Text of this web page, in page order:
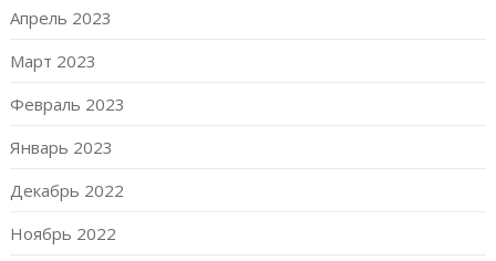
Апрель 2023
Март 2023
Февраль 2023
Январь 2023
Декабрь 2022
Ноябрь 2022